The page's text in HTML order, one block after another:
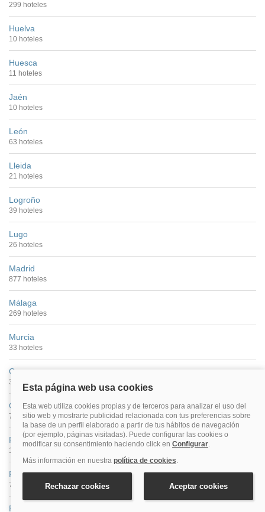
299 hoteles
Huelva
10 hoteles
Huesca
11 hoteles
Jaén
10 hoteles
León
63 hoteles
Lleida
21 hoteles
Logroño
39 hoteles
Lugo
26 hoteles
Madrid
877 hoteles
Málaga
269 hoteles
Murcia
33 hoteles
Ourense
35 hoteles
Oviedo
71 hoteles
Palencia
13 hoteles
Pamplona
73 hoteles
Pontevedra Ciudad